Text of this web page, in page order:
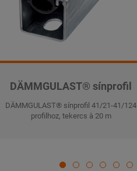
DÄMMGULAST® sínprofil
DÄMMGULAST® sínprofil 41/21-41/124
profilhoz, tekercs à 20 m